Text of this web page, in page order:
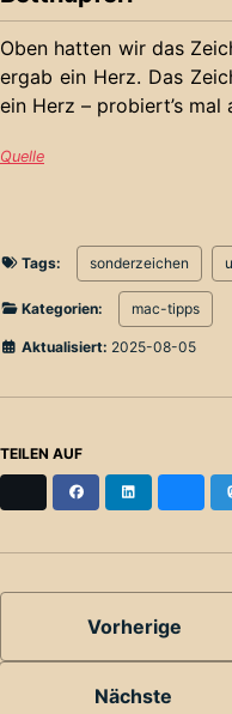
Oben hatten wir das
ergab ein Herz. Das
ein Herz – probiert’s mal
Quelle
Tags: sonderzeichen
Kategorien: mac-tipps
Aktualisiert: 2025-08-05
TEILEN AUF
Facebook
Vorherige
Nächste